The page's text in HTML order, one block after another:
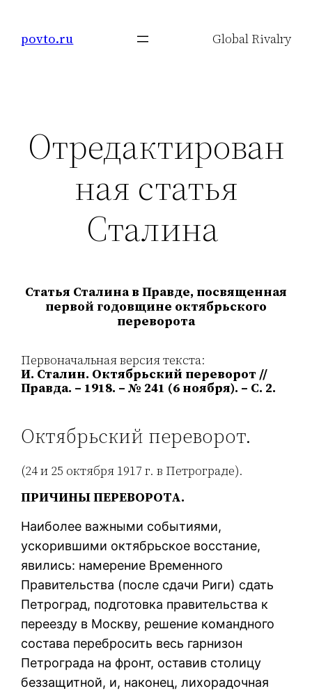
povto.ru Global Rivalry
Отредактирован
ная статья
Сталина
Статья Сталина в Правде, посвященная
первой годовщине октябрьского
переворота
Первоначальная версия текста:
И. Сталин. Октябрьский переворот //
Правда. – 1918. – № 241 (6 ноября). – С. 2.
Октябрьский переворот.
(24 и 25 октября 1917 г. в Петрограде).
ПРИЧИНЫ ПЕРЕВОРОТА.
Наиболее важными событиями,
ускорившими октябрьское восстание,
явились: намерение Временного
Правительства (после сдачи Риги) сдать
Петроград, подготовка правительства к
переезду в Москву, решение командного
состава перебросить весь гарнизон
Петрограда на фронт, оставив столицу
беззащитной, и, наконец, лихорадочная